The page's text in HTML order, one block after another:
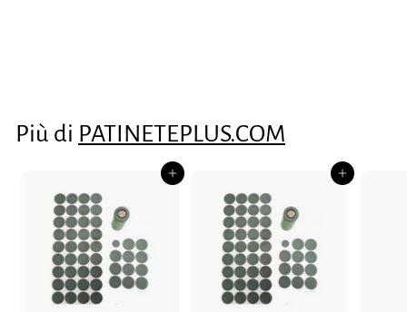
2
4
Più di PATINETEPLUS.COM
Aggiungi al carrello Aggiungi al carrello